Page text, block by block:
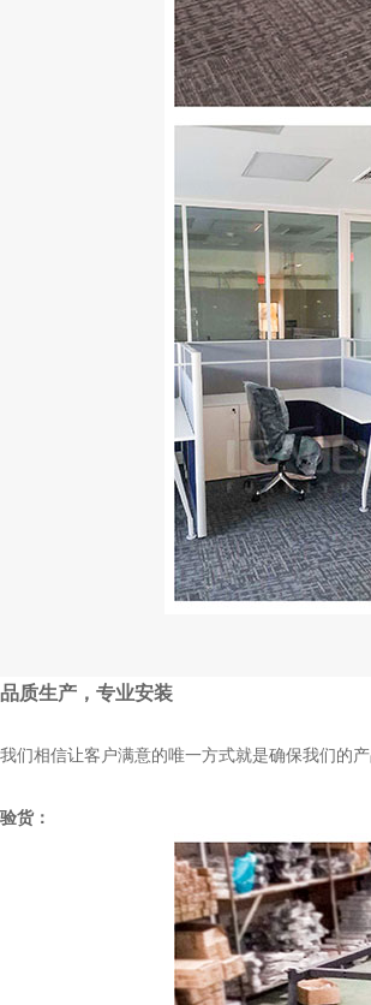
品质生产，专业安装
我们相信让客户满意的唯一方式就是确保我们的
验货：